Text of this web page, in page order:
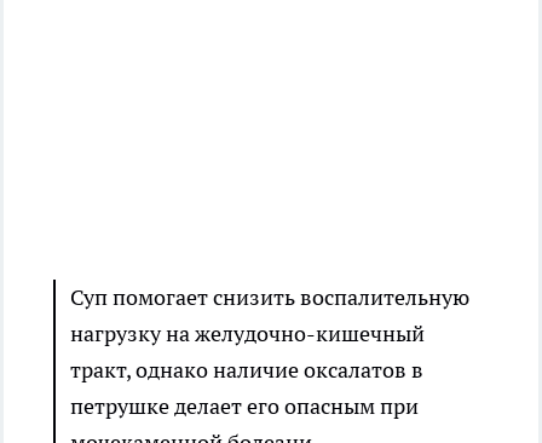
Суп помогает снизить воспалительную
нагрузку на желудочно-кишечный
тракт, однако наличие оксалатов в
петрушке делает его опасным при